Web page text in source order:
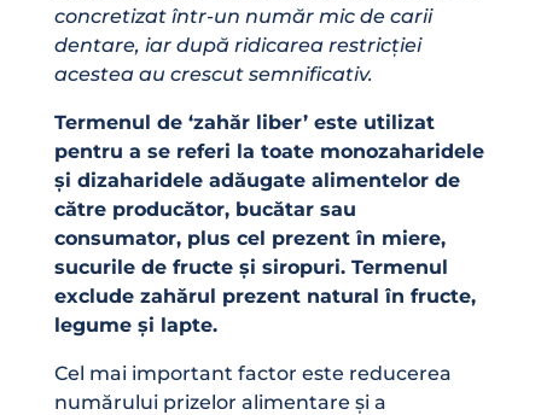
concretizat într-un număr mic de carii
dentare, iar după ridicarea restricției
acestea au crescut semnificativ.
Termenul de ‘zahăr liber’ este utilizat
pentru a se referi la toate monozaharidele
și dizaharidele adăugate alimentelor de
către producător, bucătar sau
consumator, plus cel prezent în miere,
sucurile de fructe și siropuri. Termenul
exclude zahărul prezent natural în fructe,
legume și lapte.
Cel mai important factor este reducerea
numărului prizelor alimentare și a